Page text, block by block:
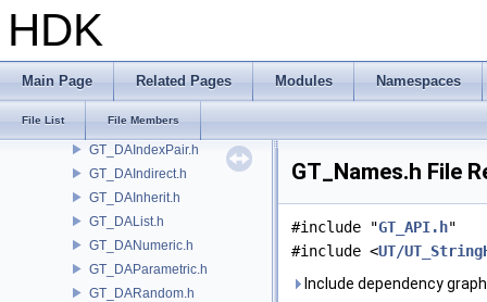
HDK
Main Page Related Pages Modules Namespaces
File List File Members
GT_DAClampedArray.h
GT_DAConstantValue.h
GT_DAIndexedDict.h
GT_DAIndexedString.h
GT_DAIndexPair.h
GT_DAIndirect.h
GT_DAInherit.h
GT_DAList.h
GT_DANumeric.h
GT_DAParametric.h
GT_DARandom.h
GT_Names.h File
#include "GT_API.h"
#include <UT/
Include dependency